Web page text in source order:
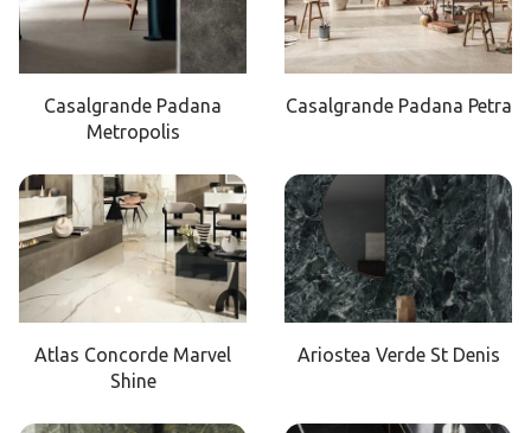
Casalgrande Padana
Metropolis
Casalgrande Padana Petra
Atlas Concorde Marvel
Shine
Ariostea Verde St Denis